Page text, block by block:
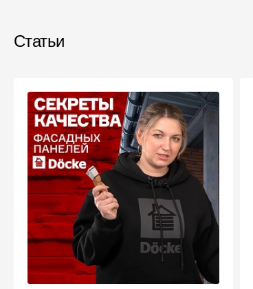
Статьи